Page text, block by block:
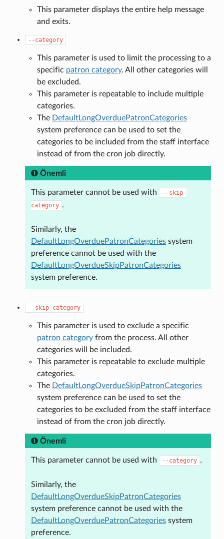
This parameter displays the entire help message
and exits.
--category
This parameter is used to limit the processing to a
specific patron category. All other categories will
be excluded.
This parameter is repeatable to include multiple
categories.
The DefaultLongOverduePatronCategories
system preference can be used to set the
categories to be included from the staff interface
instead of from the cron job directly.
Önemli
This parameter cannot be used with
--skip-
category .
Similarly, the
DefaultLongOverduePatronCategoriessystem
preference cannot be used with the
DefaultLongOverdueSkipPatronCategories
system preference.
--skip-category
This parameter is used to exclude a specific
patron categoryfrom the process. All other
categories will be included.
This parameter is repeatable to exclude multiple
categories.
The DefaultLongOverdueSkipPatronCategories
system preference can be used to set the
categories to be excluded from the staff interface
instead of from the cron job directly.
Önemli
This parameter cannot be used with --category .
Similarly, the
DefaultLongOverdueSkipPatronCategories
system preference cannot be used with the
DefaultLongOverduePatronCategoriessystem
preference.